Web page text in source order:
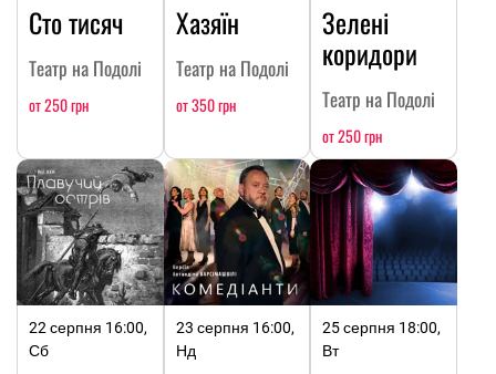
Сто тисяч
Театр на Подолі
от 250 грн
Хазяїн
Театр на Подолі
от 350 грн
Зелені
коридори
Театр на Подолі
от 250 грн
22 серпня 16:00,
Сб
23 серпня 16:00,
Нд
25 серпня 18:00,
Вт